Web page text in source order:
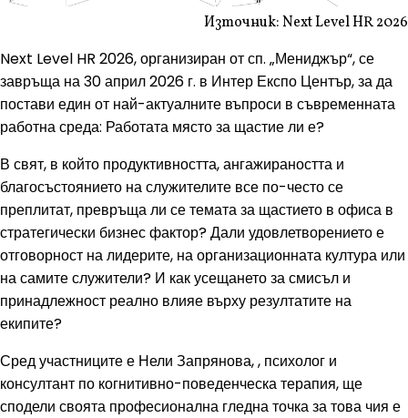
Източник: Next Level HR 2026
Next Level HR 2026, организиран от сп. „Мениджър“, се
завръща на 30 април 2026 г. в Интер Експо Център, за да
постави един от най-актуалните въпроси в съвременната
работна среда: Работата място за щастие ли е?
В свят, в който продуктивността, ангажираността и
благосъстоянието на служителите все по-често се
преплитат, превръща ли се темата за щастието в офиса в
стратегически бизнес фактор? Дали удовлетворението е
отговорност на лидерите, на организационната култура или
на самите служители? И как усещането за смисъл и
принадлежност реално влияе върху резултатите на
екипите?
Сред участниците е Нели Запрянова, , психолог и
консултант по когнитивно-поведенческа терапия, ще
сподели своята професионална гледна точка за това чия е